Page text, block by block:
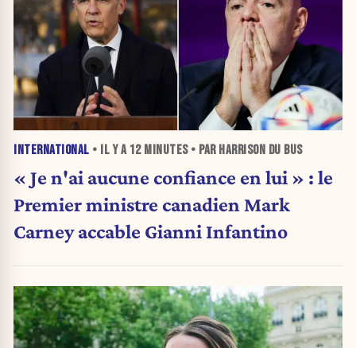
INTERNATIONAL • IL Y A 12 MINUTES• PAR HARRISON DU BUS
« Je n'ai aucune confiance en lui » : le
Premier ministre canadien Mark
Carney accable Gianni Infantino